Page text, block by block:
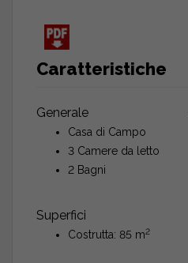
Caratteristiche
Generale
Casa di Campo
3 Camere da letto
2 Bagni
Superfici
Costrutta: 85 m2